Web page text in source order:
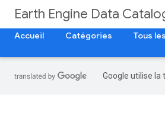
Earth Engine Data
Accueil
Catégories Tous
Google utilise la